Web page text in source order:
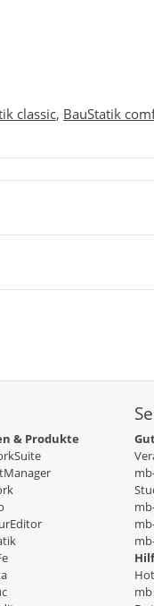
classic, BauStatik
& Produkte
mb